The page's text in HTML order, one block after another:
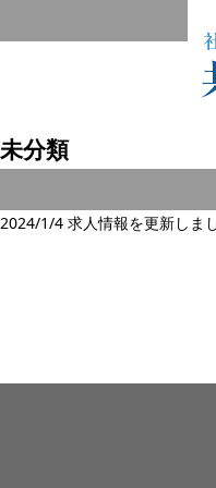
未分類
2024/1/4 求人情報を更新しま